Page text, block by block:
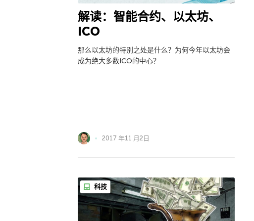
解读：智能合约、以太坊、
ICO
那么以太坊的特别之处是什么？为何今年以太坊会
成为绝大多数ICO的中心？
2017 年11 月2日
科技